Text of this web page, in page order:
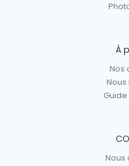
À
Nos
Nous